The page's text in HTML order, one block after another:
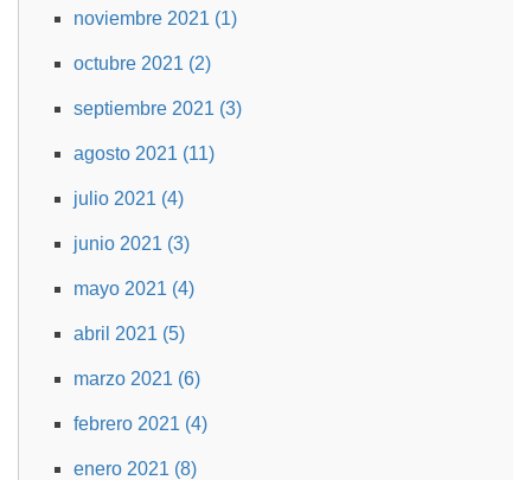
noviembre 2021 (1)
octubre 2021 (2)
septiembre 2021 (3)
agosto 2021 (11)
julio 2021 (4)
junio 2021 (3)
mayo 2021 (4)
abril 2021 (5)
marzo 2021 (6)
febrero 2021 (4)
enero 2021 (8)